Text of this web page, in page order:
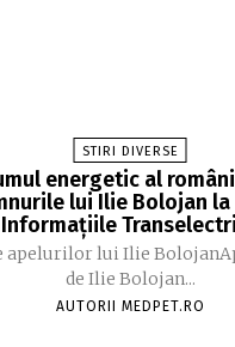
STIRI DIVERSE
energetic al
lui Ilie Bolojan la
Informațiile
apelurilor lui Ilie
de Ilie Bolojan...
AUTORII MEDPET.RO